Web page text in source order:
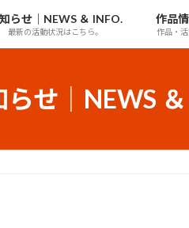
らせ｜NEWS ＆ INFO.
最新の活動状況はこちら。
作品
作品・活
らせ｜NEWS